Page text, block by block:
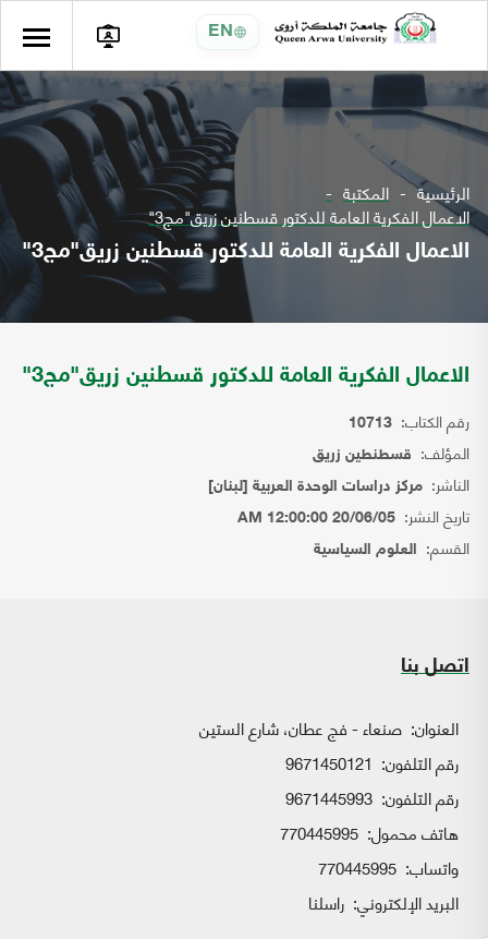
EN
الرئيسية المكتبة
الاعمال الفكرية العامة للدكتور قسطنين زريق"مج3"
الاعمال الفكرية العامة للدكتور قسطنين زريق"مج3"
الاعمال الفكرية العامة للدكتور قسطنين زريق"مج3"
رقم الكتاب: 10713
المؤلف: قسطنطين زريق
الناشر: مركز دراسات الوحدة العربية [لبنان]
تاريخ النشر: 20/06/05 12:00:00 AM
القسم: العلوم السياسية
اتصل بنا
العنوان: صنعاء - فج عطان، شارع الستين
رقم التلفون: 9671450121
رقم التلفون: 9671445993
هاتف محمول: 770445995
واتساب:
البريد الإلكتروني: راسلنا